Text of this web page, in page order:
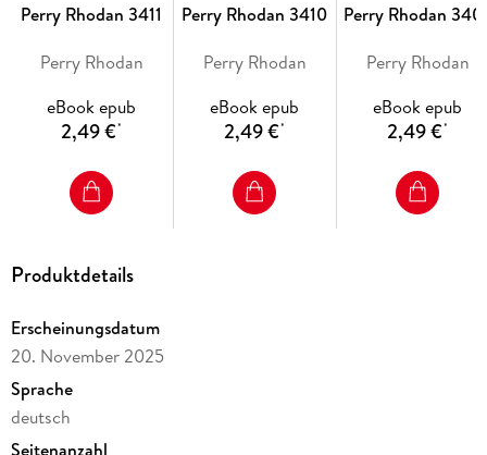
Nur weil dem Guten Geist NATHAN die absolute Kontrolle
über das Solsystem verliehen wurde, konnte die Gefahr fürs
rauszufinden, heißt es für die Terraner nun: PERFEKTER PLAN
MIT KLEINEN FEHLERN . . .
Perry Rhodan 3411
Perry Rhodan
eBook epub
2,49 €*
Perry Rhodan 3410
Perry Rhodan
eBook epub
2,49 €*
Perry Rhodan
Perry Rhodan
eBook epub
2,49 €*
Produktdetails
Erscheinungsdatum
20. November 2025
Sprache
deutsch
Seitenanzahl